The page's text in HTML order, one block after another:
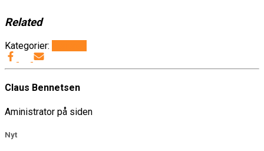
Related
Kategorier:
Claus Bennetsen
Aministrator på siden
Nyt